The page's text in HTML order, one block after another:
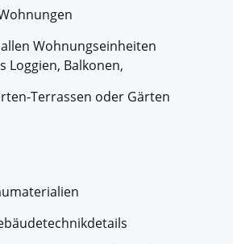
Wohnungseinheiten
Loggien, Balkonen,
Terrassen oder Gärten